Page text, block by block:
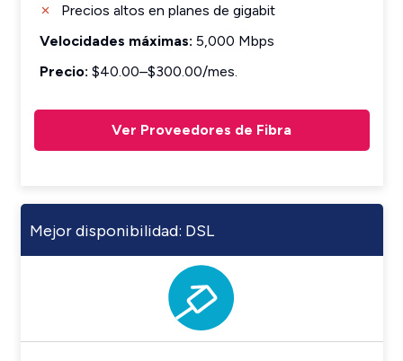
Precios altos en planes de gigabit
Velocidades máximas: 5,000 Mbps
Precio: $40.00–$300.00/mes.
Ver Proveedores de Fibra
Mejor disponibilidad: DSL